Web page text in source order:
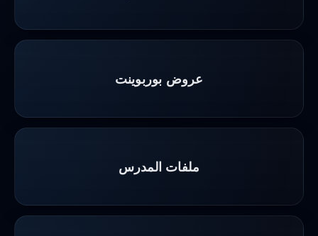
عروض بوربوينت
ملفات المدرس